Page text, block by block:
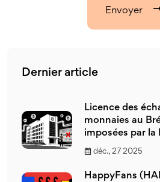
Envoyer
Dernier article
Licence des
monnaies au
imposées par la
déc., 27 2025
HappyFans